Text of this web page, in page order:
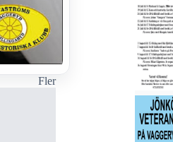
Fler
Båt i brand
30 juli,